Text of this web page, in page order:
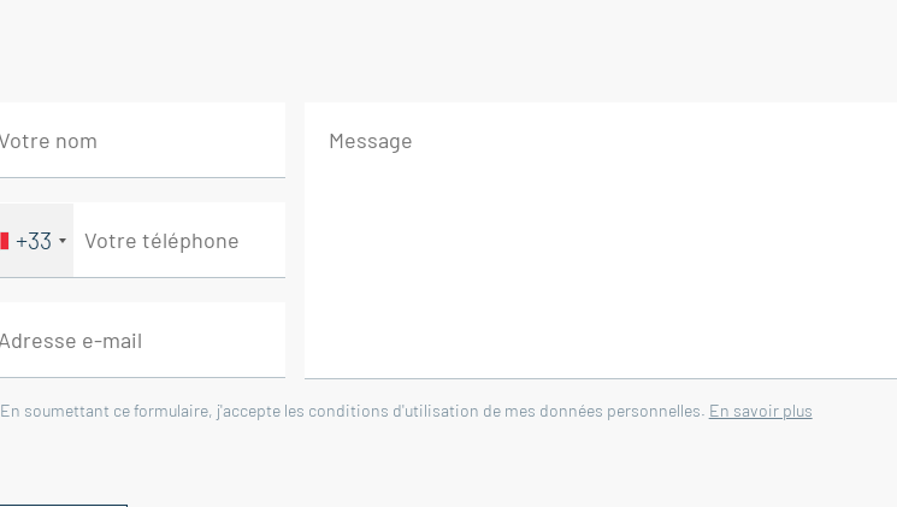
+33
En soumettant ce formulaire, j'accepte les conditions d'utilisation de mes données personnelles. En savoir plus